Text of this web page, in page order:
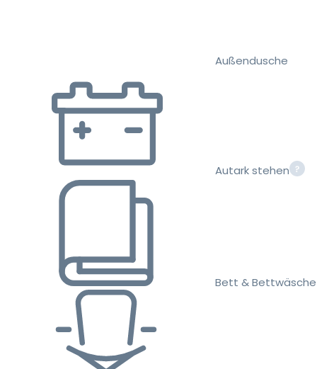
Außendusche
Autark stehen
Bett & Bettwäsche